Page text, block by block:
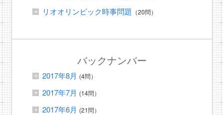
リオオリンピック時事問題 （20問）
バックナンバー
2017年8月 (4問）
2017年7月 (14問）
2017年6月 (21問）